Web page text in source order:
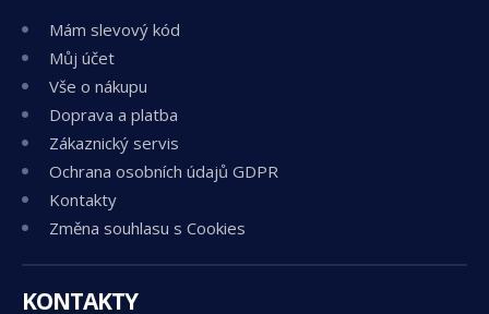
Mám slevový kód
Můj účet
Vše o nákupu
Doprava a platba
Zákaznický servis
Ochrana osobních údajů GDPR
Kontakty
Změna souhlasu s Cookies
KONTAKTY